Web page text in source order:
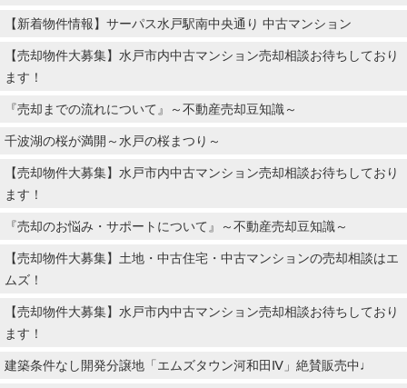
【新着物件情報】サーパス水戸駅南中央通り 中古マンション
【売却物件大募集】水戸市内中古マンション売却相談お待ちしており
ます！
『売却までの流れについて』～不動産売却豆知識～
千波湖の桜が満開～水戸の桜まつり～
【売却物件大募集】水戸市内中古マンション売却相談お待ちしており
ます！
『売却のお悩み・サポートについて』～不動産売却豆知識～
【売却物件大募集】土地・中古住宅・中古マンションの売却相談はエ
ムズ！
【売却物件大募集】水戸市内中古マンション売却相談お待ちしており
ます！
建築条件なし開発分譲地「エムズタウン河和田Ⅳ」絶賛販売中♩